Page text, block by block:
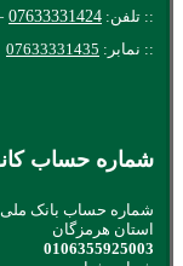
:: تلفن: 07633331424
:: نمابر: 07633331435
شماره حساب
شماره حساب بانک ملی
استان هرمزگان
0106355925003